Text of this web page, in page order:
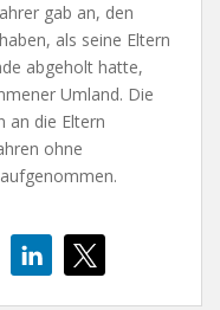
gab an, den
als seine Eltern
abgeholt hatte,
Umland. Die
an die Eltern
ohne